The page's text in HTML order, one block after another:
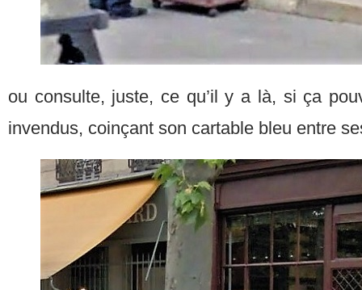
ou consulte, juste, ce qu’il y a là, si ça
invendus, coinçant son cartable bleu entre